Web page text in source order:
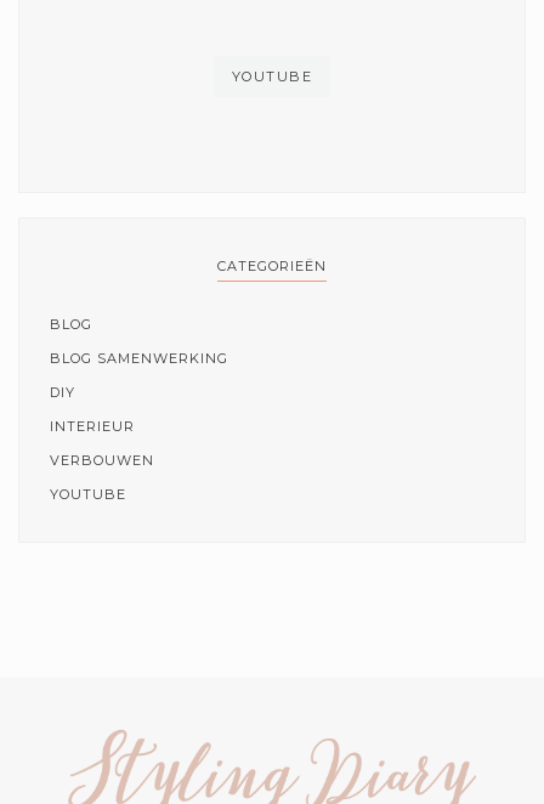
YOUTUBE
CATEGORIEËN
BLOG
BLOG SAMENWERKING
DIY
INTERIEUR
VERBOUWEN
YOUTUBE